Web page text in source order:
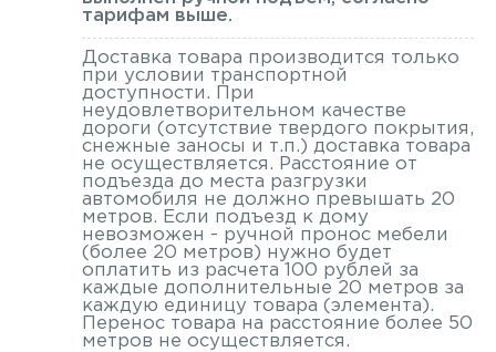
тарифам выше.
Доставка товара производится только
при условии транспортной
доступности. При
неудовлетворительном качестве
дороги (отсутствие твердого покрытия,
снежные заносы и т.п.) доставка товара
не осуществляется. Расстояние от
подъезда до места разгрузки
автомобиля не должно превышать 20
метров. Если подъезд к дому
невозможен - ручной пронос мебели
(более 20 метров) нужно будет
оплатить из расчета 100 рублей за
каждые дополнительные 20 метров за
каждую единицу товара (элемента).
Перенос товара на расстояние более 50
метров не осуществляется.